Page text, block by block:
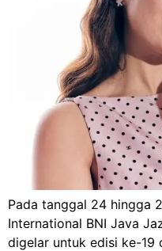
Pada tanggal 24 hingga
International BNI Java
digelar untuk edisi ke-19